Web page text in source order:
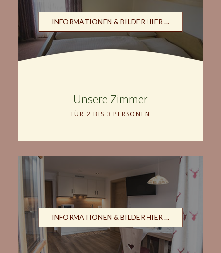
INFORMATIONEN & BILDER HIER ...
Unsere Zimmer
FÜR 2 BIS 3 PERSONEN
INFORMATIONEN & BILDER HIER ...